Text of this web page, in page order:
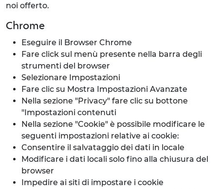
noi offerto.
Chrome
Eseguire il Browser Chrome
Fare click sul menù presente nella barra degli
strumenti del browser
Selezionare Impostazioni
Fare clic su Mostra Impostazioni Avanzate
Nella sezione "Privacy" fare clic su bottone
"Impostazioni contenuti
Nella sezione "Cookie" è possibile modificare le
seguenti impostazioni relative ai cookie:
Consentire il salvataggio dei dati in locale
Modificare i dati locali solo fino alla chiusura del
browser
Impedire ai siti di impostare i cookie